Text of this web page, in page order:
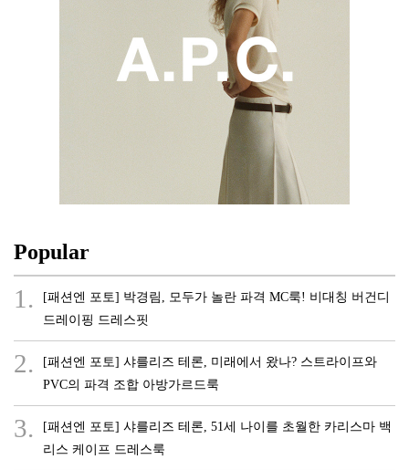
Popular
1.
[패션엔 포토] 박경림, 모두가 놀란 파격 MC룩! 비대칭 버건디
드레이핑 드레스핏
2.
[패션엔 포토] 샤를리즈 테론, 미래에서 왔나? 스트라이프와
PVC의 파격 조합 아방가르드룩
3.
[패션엔 포토] 샤를리즈 테론, 51세 나이를 초월한 카리스마 백
리스 케이프 드레스룩